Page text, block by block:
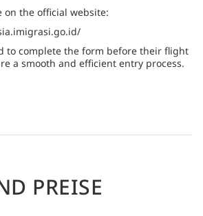
on the official website:
to complete the form before their flight
a smooth and efficient entry process.
PREISE